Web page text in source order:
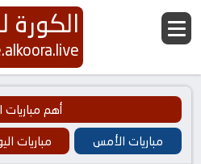
الكورة
أهم مباريات
مباريات الأمس
مباريات